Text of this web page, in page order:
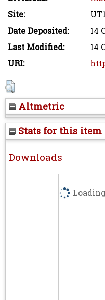
Site:
UT1
Date Deposited:
14
Last Modified:
14
URI:
Altmetric
Stats for this item
Downloads